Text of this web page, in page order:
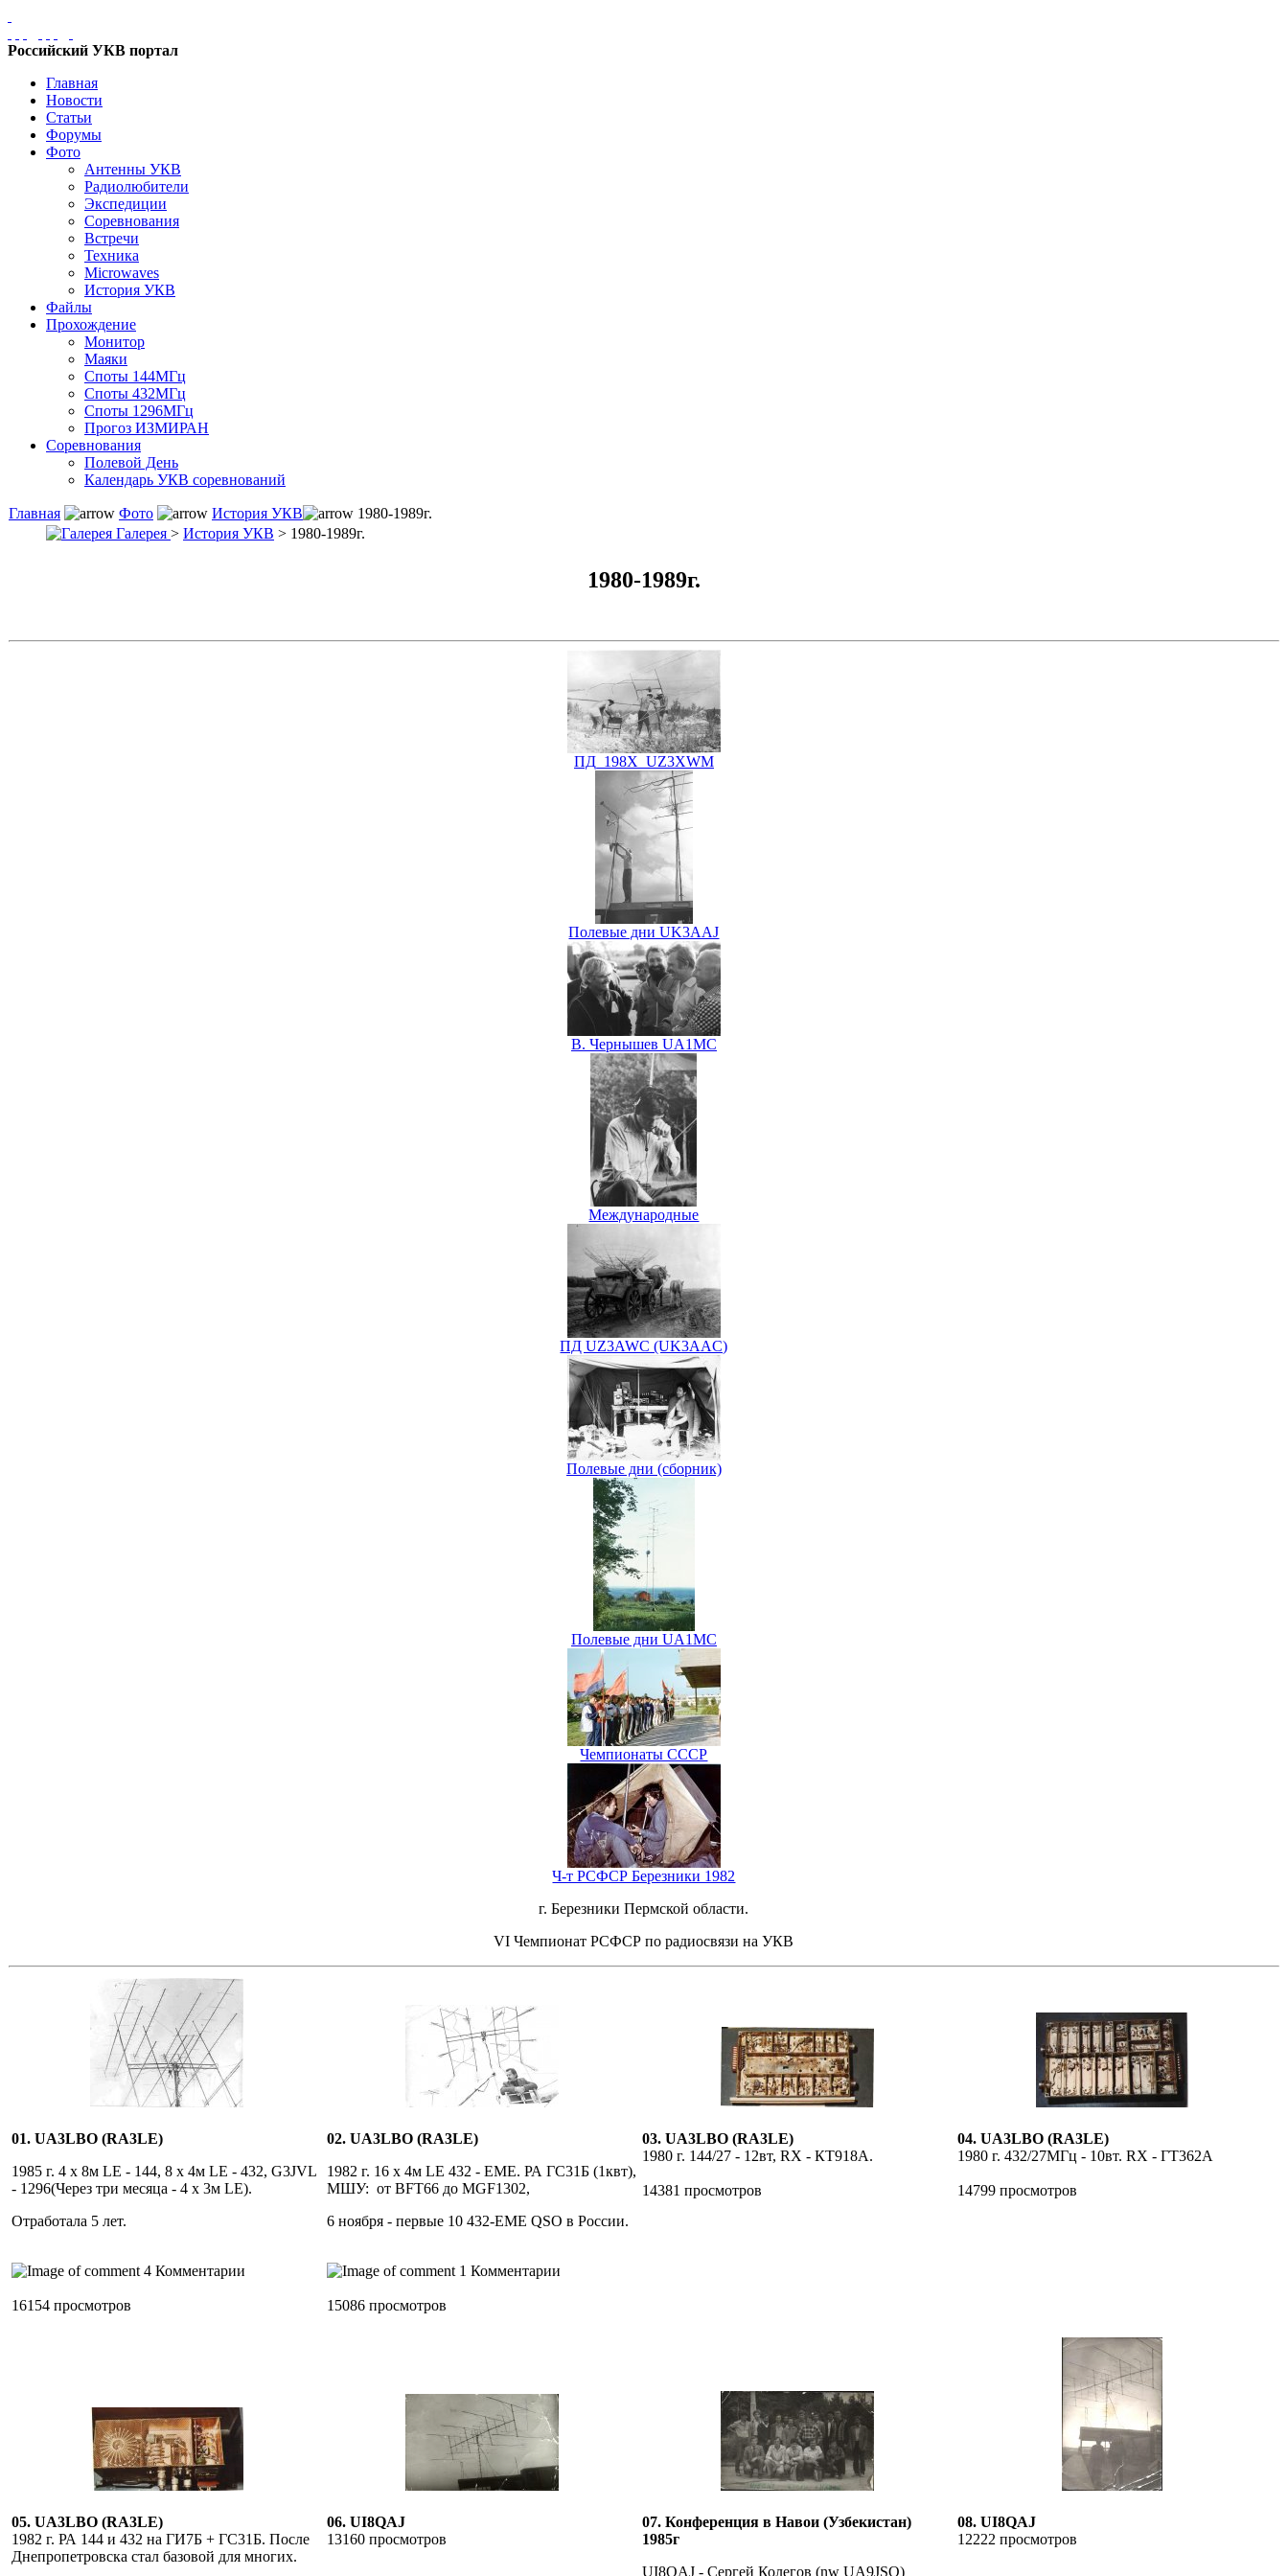
Российский УКВ портал
Главная
Новости
Статьи
Форумы
Фото
Антенны УКВ
Радиолюбители
Экспедиции
Соревнования
Встречи
Техника
Microwaves
История УКВ
Файлы
Прохождение
Монитор
Маяки
Споты 144МГц
Споты 432МГц
Споты 1296МГц
Прогоз ИЗМИРАН
Соревнования
Полевой День
Календарь УКВ соревнований
Главная Фото История УКВ
1980-1989г.
Галерея > История УКВ > 1980-1989г.
1980-1989г.
ПД_198Х_UZ3XWM
Полевые дни UK3AAJ
В. Чернышев UA1MC
Международные
ПД UZ3AWC (UK3AAC)
Полевые дни (сборник)
Полевые дни UA1MC
Чемпионаты СССР
Ч-т РСФСР Березники 1982
г. Березники Пермской области.
VI Чемпионат РСФСР по радиосвязи на УКВ
01. UA3LBO (RA3LE)
1985 г. 4 х 8м LE - 144, 8 х 4м LE - 432, G3JVL
- 1296(Через три месяца - 4 х 3м LE).
Отработала 5 лет.
4 Комментарии
16154 просмотров
02. UA3LBO (RA3LE)
1982 г. 16 х 4м LE 432 - ЕМЕ. РА ГС31Б (1квт),
МШУ: от BFT66 до MGF1302,
6 ноября - первые 10 432-EME QSO в России.
1 Комментарии
15086 просмотров
03. UA3LBO (RA3LE)
1980 г. 144/27 - 12вт, RX - КТ918А.
14381 просмотров
04. UA3LBO (RA3LE)
1980 г. 432/27МГц - 10вт. RX - ГТ362А
14799 просмотров
05. UA3LBO (RA3LE)
1982 г. РА 144 и 432 на ГИ7Б + ГС31Б. После
Днепропетровска стал базовой для многих.
06. UI8QAJ
13160 просмотров
07. Конференция в Навои (Узбекистан)
1985г
UI8QAJ - Сергей Колегов (nw UA9JSQ)
08. UI8QAJ
12222 просмотров